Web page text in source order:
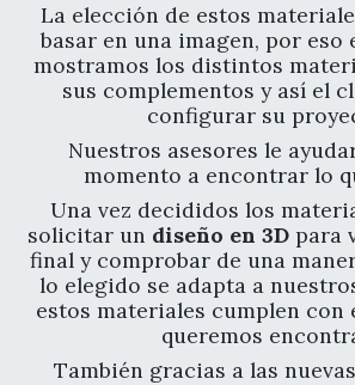
La elección de estos
basar en una imagen, por eso
mostramos los distintos
sus complementos y así el
configurar su
Nuestros asesores le
momento a encontrar lo
Una vez decididos los
solicitar un diseño en 3D para
final y comprobar de una
lo elegido se adapta a
estos materiales cumplen con
queremos
También gracias a las